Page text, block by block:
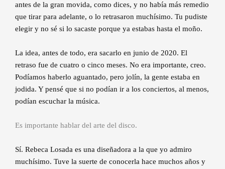
antes de la gran movida, como dices, y no había más remedio
que tirar para adelante, o lo retrasaron muchísimo. Tu pudiste
elegir y no sé si lo sacaste porque ya estabas hasta el moño.
La idea, antes de todo, era sacarlo en junio de 2020. El
retraso fue de cuatro o cinco meses. No era importante, creo.
Podíamos haberlo aguantado, pero jolín, la gente estaba en
jodida. Y pensé que si no podían ir a los conciertos, al menos,
podían escuchar la música.
Es importante hablar del arte del disco.
Sí. Rebeca Losada es una diseñadora a la que yo admiro
muchísimo. Tuve la suerte de conocerla hace muchos años y